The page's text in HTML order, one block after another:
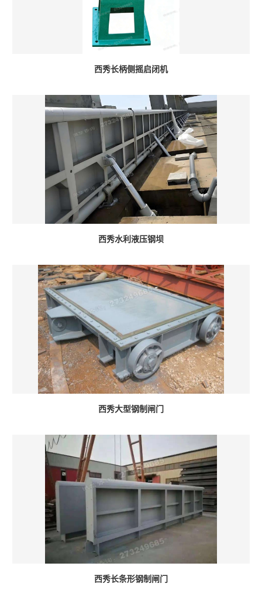
西秀长柄侧摇启闭机
西秀水利液压钢坝
西秀大型钢制闸门
西秀长条形钢制闸门